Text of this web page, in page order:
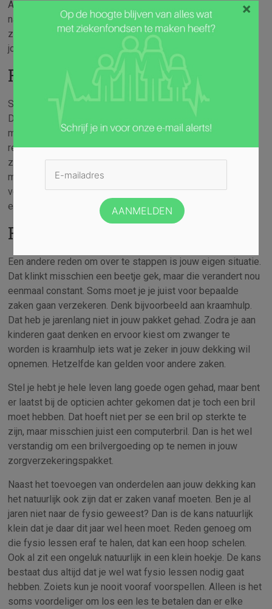
Alhoewel dat aantrekkelijk klinkt, moet je wel altijd goed
nadenken voordat je hiermee akkoord gaat. Het is namelijk
zo dat je jezelf ook kunt oververzekeren. Hoewel het voor
jou niet duur lijkt, is het wel zonde van je geld.
Reden 3: Alles onder één dak
Soms is het voordeliger om alles onder één dak te hebben.
Dat betekent dat je meerdere verzekeringen bij een
maatschappij afsluit. Zo hoef je bijvoorbeeld geen aparte
reisverzekering meer af te sluiten als dat al in jouw
zorgverzekering is opgenomen. Wellicht dat je je voor nog
meer zaken kunt verzekeren, waardoor je andere
verzekeringen kunt schrappen. Dat scheelt in ieder geval
een hoop per maand, dus laat die kans zeker niet liggen.
Reden 4: Jouw eigen situatie
Een andere reden om over te stappen is jouw eigen situatie.
Dat klinkt misschien een beetje gek, maar die verandert nou
eenmaal constant. Soms moet je je juist voor bepaalde
zaken gaan verzekeren. Denk bijvoorbeeld aan kraamhulp.
Dat heb je jarenlang niet in jouw pakket gehad. Zodra je aan
kinderen gaat denken en ervoor kiest om zwanger te
worden is kraamhulp iets wat je zeker in jouw dekking wil
opnemen. Hetzelfde kan gelden voor andere zaken.
Stel je hebt je hele leven lang goede ogen gehad, maar bent
er laatst bij de opticien achter gekomen dat je toch een bril
moet hebben. Dat hoeft niet per se een bril op sterkte te
zijn, maar misschien juist een computerbril. Dan is het wel
verstandig om een brilvergoeding op te nemen in jouw
zorgverzekeringspakket.
Naast het toevoegen van onderdelen aan jouw dekking kan
het natuurlijk ook zijn dat er zaken vanaf moeten. Ben je al
jaren niet naar de fysio geweest? Dan is de kans natuurlijk
klein dat je daar dit jaar wel heen moet. Reden genoeg om
die fysio lessen eraf te halen, dat kan een hoop schelen.
Ook al zit een ongeluk natuurlijk in een klein hoekje. De kans
bestaat dus altijd dat je wel wat fysio lessen nodig gaat
hebben. Zoiets kun je nooit vooraf voorspellen. Alleen is het
soms voordeliger om los een les te betalen dan er elke
×